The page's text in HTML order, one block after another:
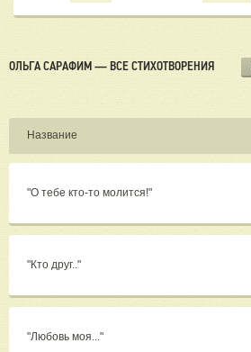
ОЛЬГА САРАФИМ — ВСЕ СТИХОТВОРЕНИЯ
Название
"О тебе кто-то молится!"
"Кто друг.."
"Любовь моя..."